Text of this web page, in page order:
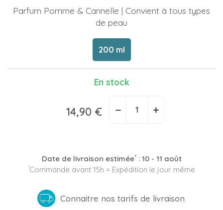
Parfum Pomme & Cannelle | Convient à tous types
de peau
200 ml
En stock
14,90 € − +
Date de livraison estimée*: 10 - 11 août
*Commande avant 15h = Expédition le jour même
Connaitre nos tarifs de livraison